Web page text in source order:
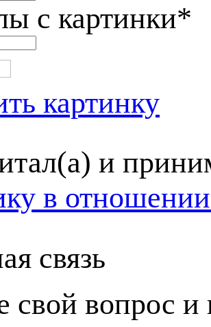
с картинки*
картинку
и
в
связь
свой вопрос